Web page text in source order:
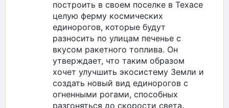
построить в своем поселке в Техасе
целую ферму космических
единорогов, которые будут
разносить по улицам печенье с
вкусом ракетного топлива. Он
утверждает, что таким образом
хочет улучшить экосистему Земли и
создать новый вид единорогов с
огненными рогами, способных
разгоняться до скорости света.